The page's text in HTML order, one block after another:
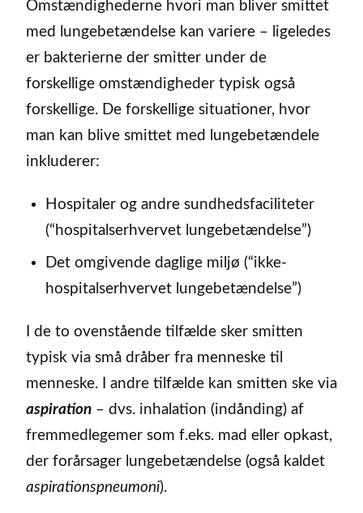
Omstændighederne hvori man bliver smittet
med lungebetændelse kan variere – ligeledes
er bakterierne der smitter under de
forskellige omstændigheder typisk også
forskellige. De forskellige situationer, hvor
man kan blive smittet med lungebetændele
inkluderer:
Hospitaler og andre sundhedsfaciliteter
(“hospitalserhvervet lungebetændelse”)
Det omgivende daglige miljø (“ikke-
hospitalserhvervet lungebetændelse”)
I de to ovenstående tilfælde sker smitten
typisk via små dråber fra menneske til
menneske. I andre tilfælde kan smitten ske via
aspiration – dvs. inhalation (indånding) af
fremmedlegemer som f.eks. mad eller opkast,
der forårsager lungebetændelse (også kaldet
aspirationspneumoni).